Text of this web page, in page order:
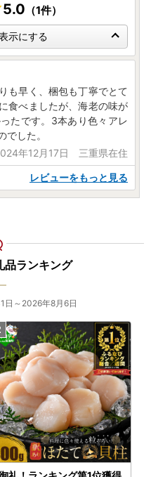
5.0 （1件）
示にする
も早く、梱包も丁寧でとて
食べましたが、海老の味が
たです。3本あり色々アレ
した。
年12月17日 三重県在住
レビューをもっと見る
品ランキング
日～2026年8月6日